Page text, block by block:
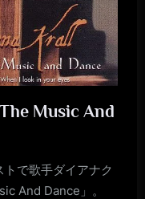
Music And
で歌手ダイアナク
And Dance」。